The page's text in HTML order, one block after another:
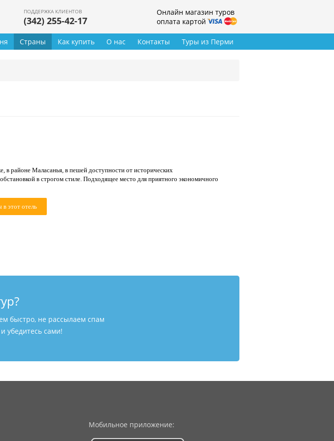
ПОДДЕРЖКА КЛИЕНТОВ
(342) 255-42-17
Онлайн магазин туров
оплата картой
Туры из Перми
Страны Как купить О нас Контакты
в районе Маласанья, в пешей доступности от исторических
в строгом стиле. Подходящее место для приятного экономичного
этот отель
быстро, не рассылаем спам
убедитесь сами!
Мобильное приложение: